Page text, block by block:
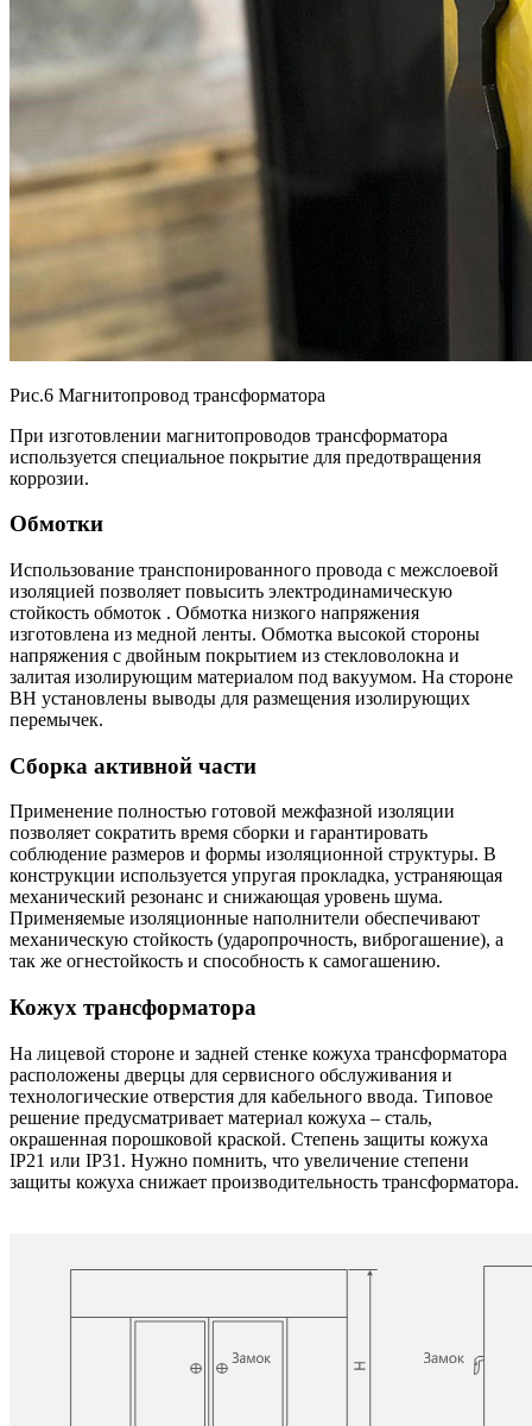
Рис.6 Магнитопровод трансформатора
При изготовлении магнитопроводов трансформатора
используется специальное покрытие для предотвращения
коррозии.
Обмотки
Использование транспонированного провода с межслоевой
изоляцией позволяет повысить электродинамическую
стойкость обмоток . Обмотка низкого напряжения
изготовлена из медной ленты. Обмотка высокой стороны
напряжения с двойным покрытием из стекловолокна и
залитая изолирующим материалом под вакуумом. На стороне
ВН установлены выводы для размещения изолирующих
перемычек.
Сборка активной части
Применение полностью готовой межфазной изоляции
позволяет сократить время сборки и гарантировать
соблюдение размеров и формы изоляционной структуры. В
конструкции используется упругая прокладка, устраняющая
механический резонанс и снижающая уровень шума.
Применяемые изоляционные наполнители обеспечивают
механическую стойкость (ударопрочность, виброгашение), а
так же огнестойкость и способность к самогашению.
Кожух трансформатора
На лицевой стороне и задней стенке кожуха трансформатора
расположены дверцы для сервисного обслуживания и
технологические отверстия для кабельного ввода. Типовое
решение предусматривает материал кожуха – сталь,
окрашенная порошковой краской. Степень защиты кожуха
IP21 или IP31. Нужно помнить, что увеличение степени
защиты кожуха снижает производительность трансформатора.